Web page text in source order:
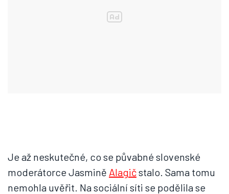
Je až neskutečné, co se půvabné slovenské
moderátorce Jasmině Alagičstalo. Sama tomu
nemohla uvěřit. Na sociální síti se podělila se